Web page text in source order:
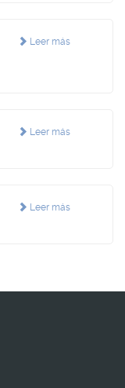
Leer más
Leer más
Leer más